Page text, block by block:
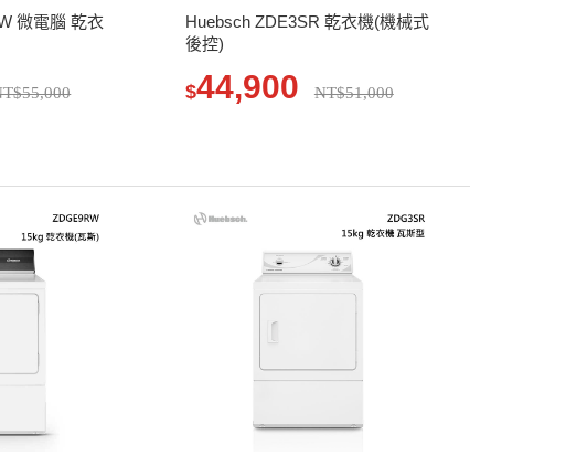
微電腦 乾衣
Huebsch ZDE3SR 乾衣機(機械式
後控)
$44,900 NT$51,000